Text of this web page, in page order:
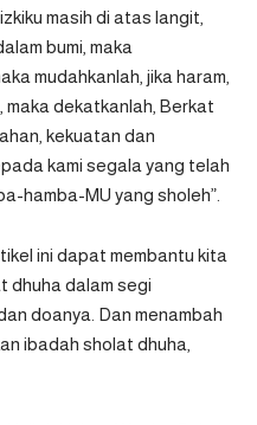
masih di atas langit,
bumi, maka
mudahkanlah, jika haram,
maka dekatkanlah, Berkat
kekuatan dan
kami segala yang telah
hamba-MU yang sholeh”.
ini dapat membantu kita
dhuha dalam segi
doanya. Dan menambah
ibadah sholat dhuha,